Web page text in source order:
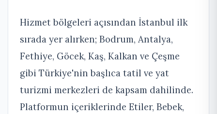
Hizmet bölgeleri açısından İstanbul ilk
sırada yer alırken; Bodrum, Antalya,
Fethiye, Göcek, Kaş, Kalkan ve Çeşme
gibi Türkiye'nin başlıca tatil ve yat
turizmi merkezleri de kapsam dahilinde.
Platformun içeriklerinde Etiler, Bebek,